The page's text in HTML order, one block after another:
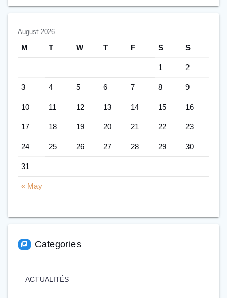
August 2026
M T W T F S S
« May
1 2
3 4 5 6 7 8 9
10 11 12 13 14 15 16
17 18 19 20 21 22 23
24 25 26 27 28 29 30
31
Categories
ACTUALITÉS